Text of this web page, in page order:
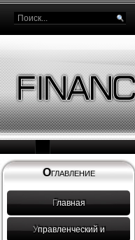
Оглавление
Главная
Управленческий и